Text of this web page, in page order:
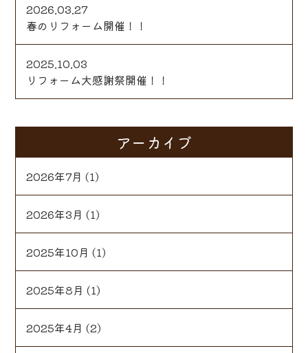
2026.03.27
春のリフォーム開催！！
2025.10.03
リフォーム大感謝祭開催！！
アーカイブ
2026年7月 (1)
2026年3月 (1)
2025年10月 (1)
2025年8月 (1)
2025年4月 (2)